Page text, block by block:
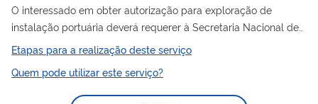
O interessado em obter autorização para exploração de
instalação portuária deverá requerer à Secretaria Nacional de
Portos e Transportes Aquaviários (SNPTA) do Ministério da
Infraestrutura a emissão de declaração de adequação do
empreendimento às diretrizes do planejamento e das políticas
do setor portuário.
Etapas para a realização deste serviço
Quem pode utilizar este serviço?